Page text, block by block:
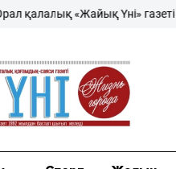
«Жайық Үні» газеті –